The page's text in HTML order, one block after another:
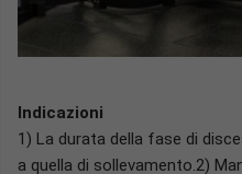
Indicazioni
1) La durata della fase di
a quella di sollevamento.2)